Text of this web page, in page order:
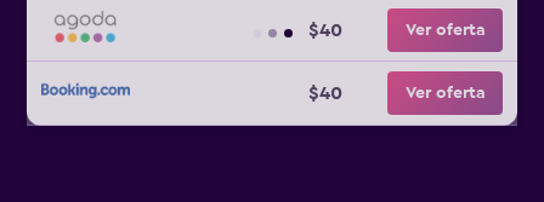
$40 Ver oferta
$40 Ver oferta